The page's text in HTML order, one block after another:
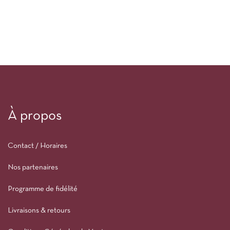
À propos
Contact / Horaires
Nos partenaires
Programme de fidélité
Livraisons & retours